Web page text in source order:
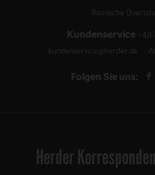
Römische
Kundenservice +49
kundenservice@herder.de
Folgen Sie uns:
Herder